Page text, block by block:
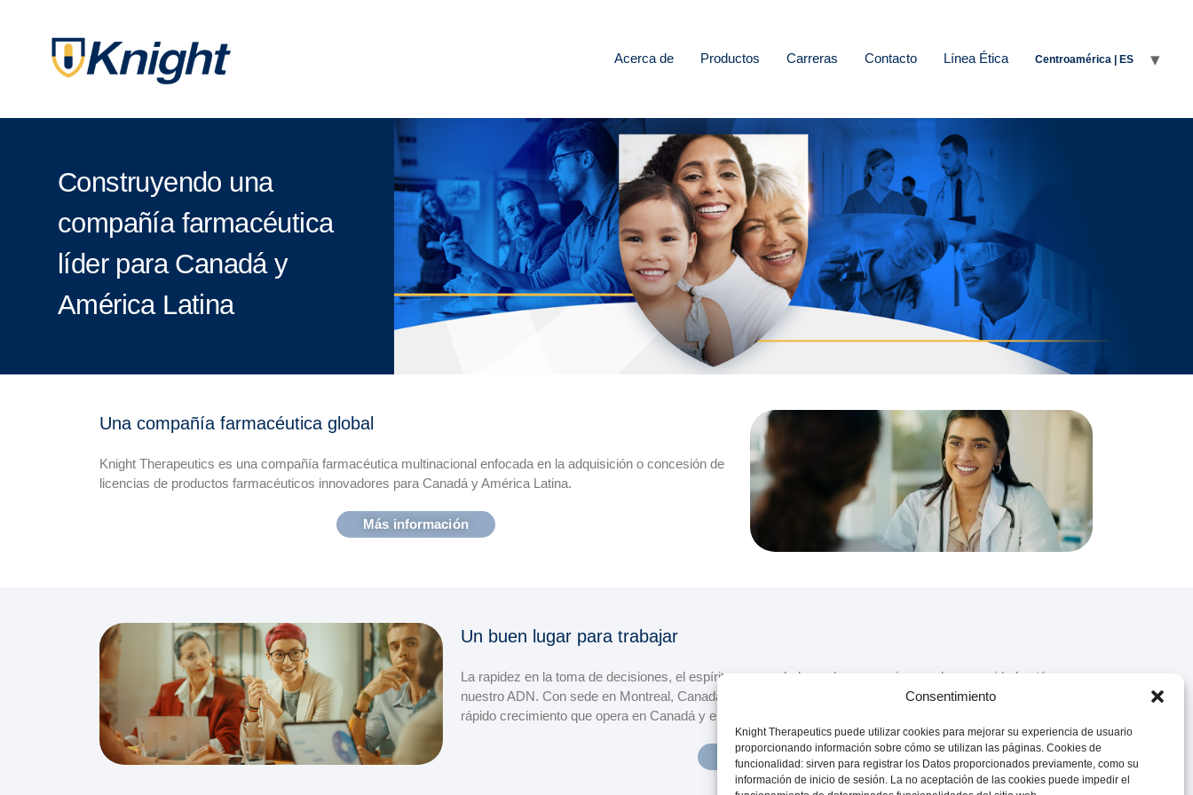
Consentimiento
Knight Therapeutics puede utilizar cookies para mejorar su experiencia de usuario
proporcionando información sobre cómo se utilizan las páginas. Cookies de
funcionalidad: sirven para registrar los Datos proporcionados previamente, como su
información de inicio de sesión. La no aceptación de las cookies puede impedir el
Acerca de Productos Carreras Contacto Línea Ética Centroamérica | ES
Construyendo una
compañía farmacéutica
líder para Canadá y
América Latina
Una compañía farmacéutica global
Knight Therapeutics es una compañía farmacéutica multinacional enfocada en la adquisición o concesión de
licencias de productos farmacéuticos innovadores para Canadá y América Latina.
Más información
Un buen lugar para trabajar
La rapidez en la toma de decisiones, el espíritu emprendedor y el compromiso con la comunidad están en
nuestro ADN. Con sede en Montreal, Canadá, Knight Therapeutics es una compañía farmacéutica global de
rápido crecimiento que opera en Canadá y en mercados internacionales selectos.
Más información